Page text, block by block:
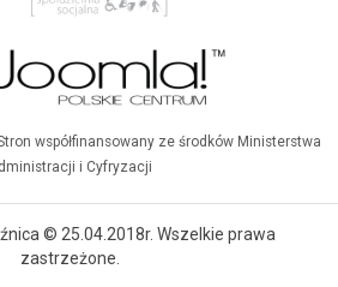
współfinansowany ze środków Ministerstwa
i Cyfryzacji
© 25.04.2018r. Wszelkie prawa
zastrzeżone.